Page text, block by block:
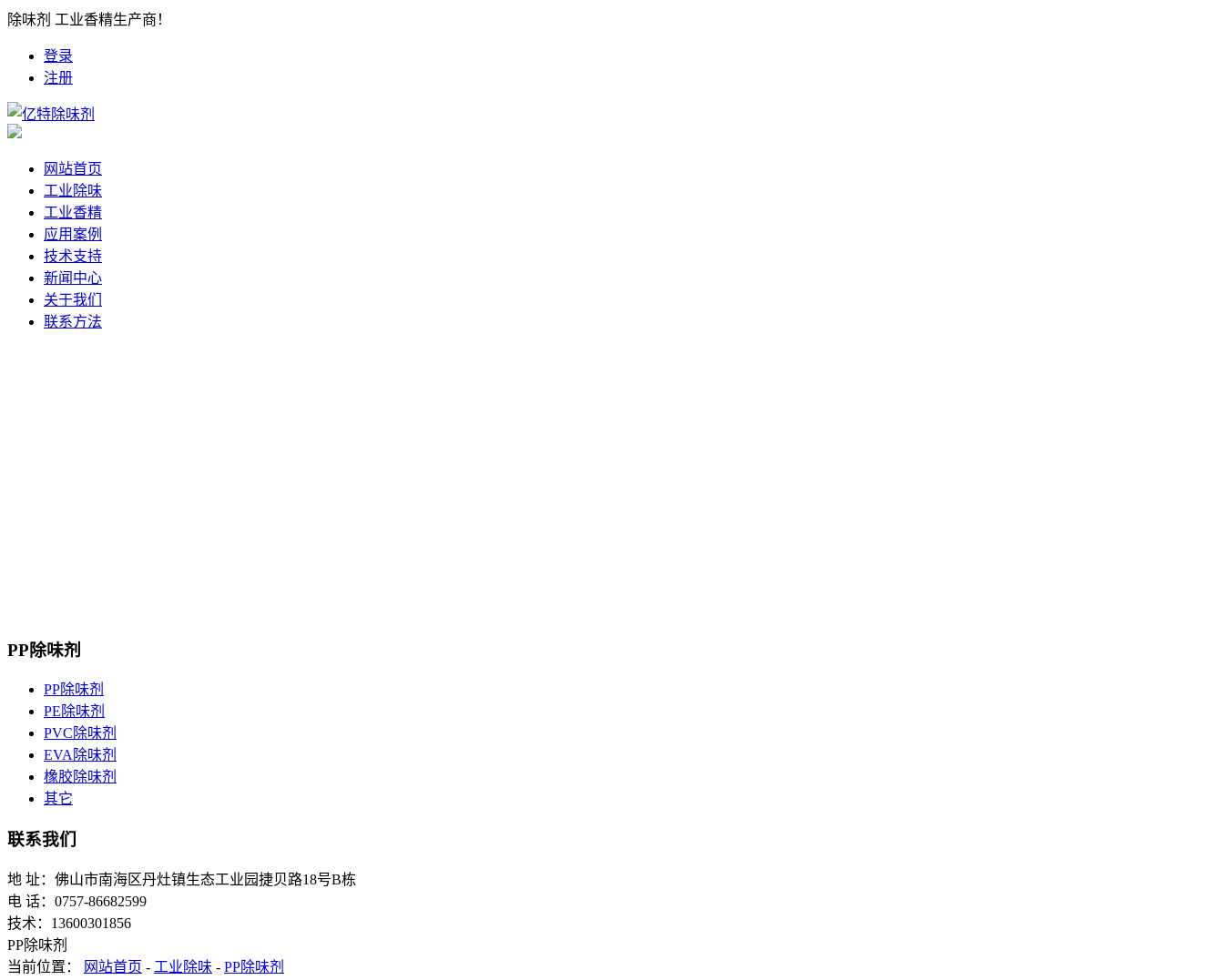
除味剂 工业香精生产商！
登录
注册
网站首页
工业除味
工业香精
应用案例
技术支持
新闻中心
关于我们
联系方法
PP除味剂
PP除味剂
PE除味剂
PVC除味剂
EVA除味剂
橡胶除味剂
其它
联系我们
地 址：佛山市南海区丹灶镇生态工业园捷贝路18号B栋
电 话：0757-86682599
技术：13600301856
PP除味剂
当前位置：
网站首页 - 工业除味 - PP除味剂